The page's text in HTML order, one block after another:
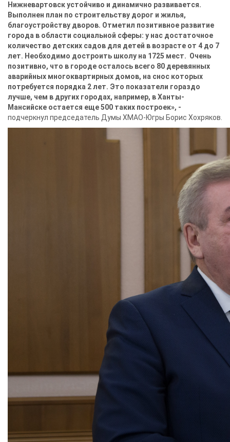
Нижневартовск устойчиво и динамично развивается.
Выполнен план по строительству дорог и жилья,
благоустройству дворов. Отметил позитивное развитие
города в области социальной сферы: у нас достаточное
количество детских садов для детей в возрасте от 4 до 7
лет. Необходимо достроить школу на 1725 мест. Очень
позитивно, что в городе осталось всего 80 деревянных
аварийных многоквартирных домов, на снос которых
потребуется порядка 2 лет. Это показатели гораздо
лучше, чем в других городах, например, в Ханты-
Мансийске остается еще 500 таких построек», -
подчеркнул председатель Думы ХМАО-Югры Борис Хохряков.